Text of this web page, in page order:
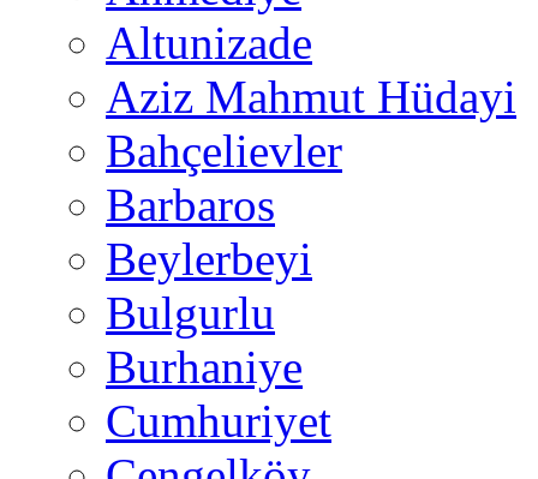
Altunizade
Aziz Mahmut Hüdayi
Bahçelievler
Barbaros
Beylerbeyi
Bulgurlu
Burhaniye
Cumhuriyet